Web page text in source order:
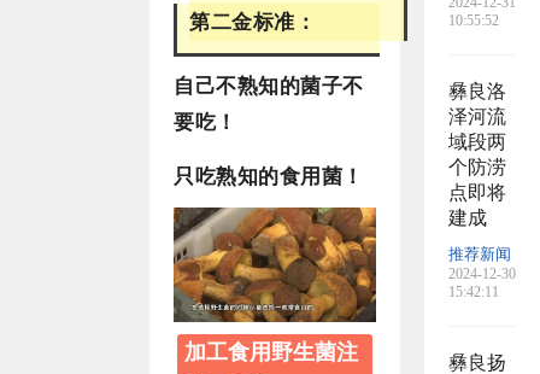
第二金标准：
自己不熟知的菌子不
要吃！
只吃熟知的食用菌！
加工食用野生菌注
10:55:52
彝良洛
泽河流
域段两
个防涝
点即将
建成
推荐新闻
2024-12-30
15:42:11
彝良扬